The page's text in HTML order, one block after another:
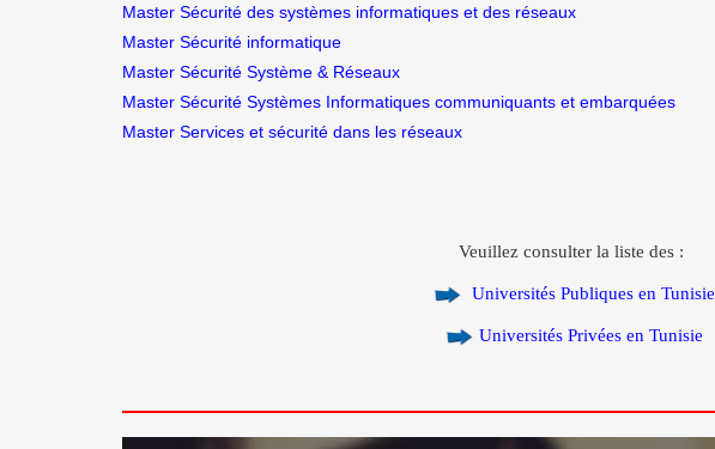
Master Sécurité des systèmes informatiques et des réseaux
Master Sécurité informatique
Master Sécurité Système & Réseaux
Master Sécurité Systèmes Informatiques communiquants et embarquées
Master Services et sécurité dans les réseaux
Veuillez consulter la liste des :
Universités Publiques en Tunisie
Universités Privées en Tunisie